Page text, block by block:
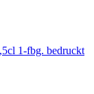
1-fbg. bedruckt